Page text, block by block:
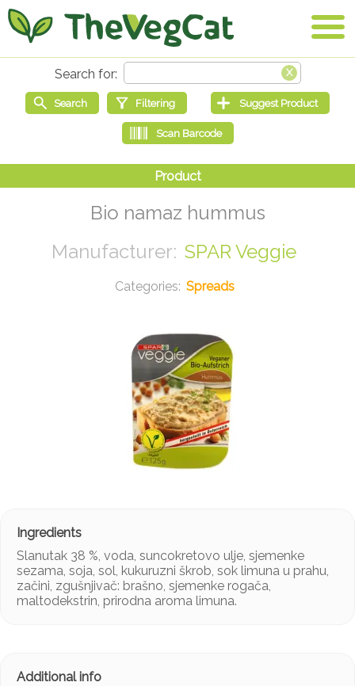
Bio namaz hummus
SPAR Veggie
Spreads
Slanutak 38 %, voda, suncokretovo ulje, sjemenke
sezama, soja, sol, kukuruzni škrob, sok limuna u prahu,
začini, zgušnjivač: brašno, sjemenke rogača,
maltodekstrin, prirodna aroma limuna.